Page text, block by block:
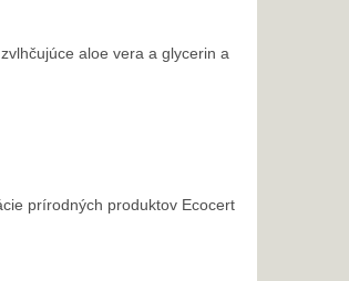
aloe vera a glycerin a
prírodných produktov Ecocert